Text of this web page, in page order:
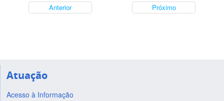
Anterior Próximo
Atuação
Acesso à Informação